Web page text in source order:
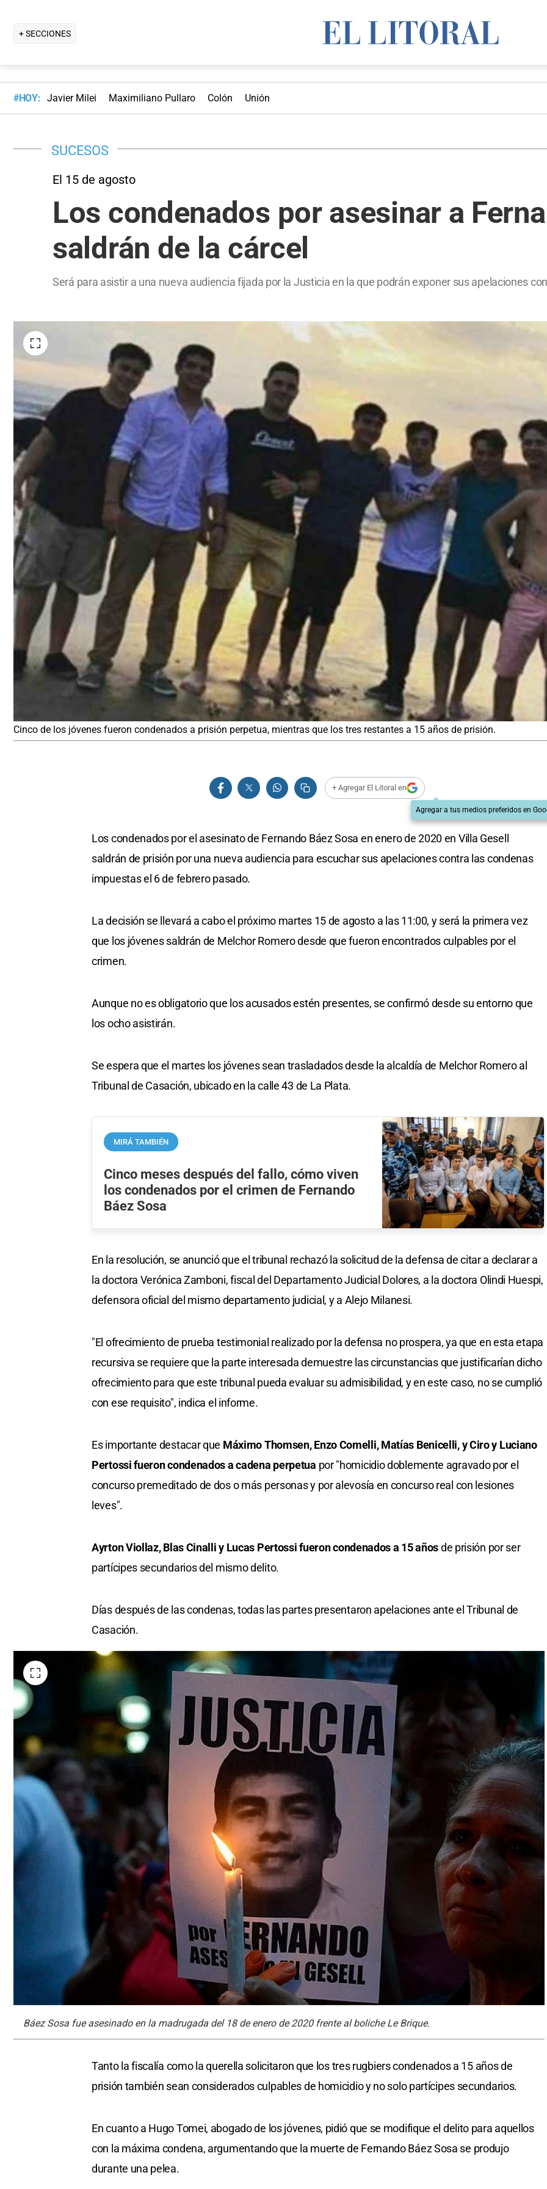
+ SECCIONES
#HOY: Javier Milei Maximiliano Pullaro Colón Unión
SUCESOS
El 15 de agosto
Los condenados por asesinar a
saldrán de la cárcel
Será para asistir a una nueva audiencia fijada por la Justicia en la que podrán exponer sus apelaciones
Cinco de los jóvenes fueron condenados a prisión perpetua, mientras que los tres restantes a 15 años de prisión.
+ Agregar El Litoral en
Agregar a tus medios preferidos en
Los condenados por el asesinato de Fernando Báez Sosa en enero de 2020 en Villa Gesell
saldrán de prisión por una nueva audiencia para escuchar sus apelaciones contra las condenas
impuestas el 6 de febrero pasado.
La decisión se llevará a cabo el próximo martes 15 de agosto a las 11:00, y será la primera vez
que los jóvenes saldrán de Melchor Romero desde que fueron encontrados culpables por el
crimen.
Aunque no es obligatorio que los acusados estén presentes, se confirmó desde su entorno que
los ocho asistirán.
Se espera que el martes los jóvenes sean trasladados desde la alcaldía de Melchor Romero al
Tribunal de Casación, ubicado en la calle 43 de La Plata.
MIRÁ TAMBIÉN
Cinco meses después del fallo, cómo viven
los condenados por el crimen de Fernando
Báez Sosa
En la resolución, se anunció que el tribunal rechazó la solicitud de la defensa de citar a declarar a
la doctora Verónica Zamboni, fiscal del Departamento Judicial Dolores, a la doctora Olindi Huespi,
defensora oficial del mismo departamento judicial, y a Alejo Milanesi.
"El ofrecimiento de prueba testimonial realizado por la defensa no prospera, ya que en esta etapa
recursiva se requiere que la parte interesada demuestre las circunstancias que justificarían dicho
ofrecimiento para que este tribunal pueda evaluar su admisibilidad, y en este caso, no se cumplió
con ese requisito", indica el informe.
Es importante destacar que Máximo Thomsen, Enzo Comelli, Matías Benicelli, y Ciro y Luciano
Pertossi fueron condenados a cadena perpetua por "homicidio doblemente agravado por el
concurso premeditado de dos o más personas y por alevosía en concurso real con lesiones
leves".
Ayrton Viollaz, Blas Cinalli y Lucas Pertossi fueron condenados a 15 añosde prisión por ser
partícipes secundarios del mismo delito.
Días después de las condenas, todas las partes presentaron apelaciones ante el Tribunal de
Casación.
Báez Sosa fue asesinado en la madrugada del 18 de enero de 2020 frente al boliche Le Brique.
Tanto la fiscalía como la querella solicitaron que los tres rugbiers condenados a 15 años de
prisión también sean considerados culpables de homicidio y no solo partícipes secundarios.
En cuanto a Hugo Tomei, abogado de los jóvenes, pidió que se modifique el delito para aquellos
con la máxima condena, argumentando que la muerte de Fernando Báez Sosa se produjo
durante una pelea.